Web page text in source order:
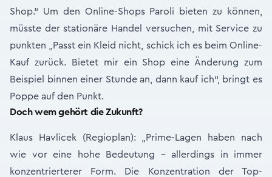
Shop.“ Um den Online-Shops Paroli bieten zu können,
müsste der stationäre Handel versuchen, mit Service zu
punkten „Passt ein Kleid nicht, schick ich es beim Online-
Kauf zurück. Bietet mir ein Shop eine Änderung zum
Beispiel binnen einer Stunde an, dann kauf ich“, bringt es
Poppe auf den Punkt.
Doch wem gehört die Zukunft?
Klaus Havlicek (Regioplan): „Prime-Lagen haben nach
wie vor eine hohe Bedeutung - allerdings in immer
konzentrierterer Form. Die Konzentration der Top-